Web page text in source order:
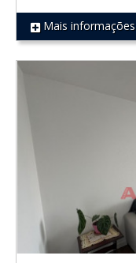
REF 37
Mais informações